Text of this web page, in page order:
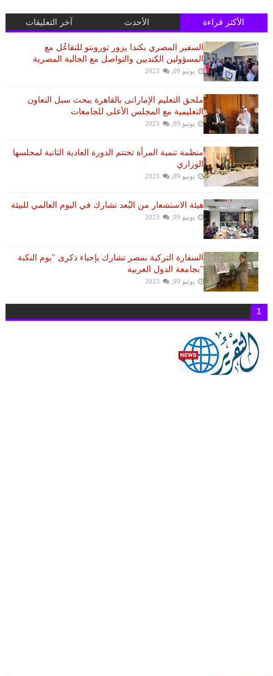
الأكثر قراءة الأحدث آخر التعليقات
السفير المصري بكندا يزور تورونتو للتفاعُل مع
المسؤولين الكنديين والتواصل مع الجالية المصرية
يونيو 09, 2023
ملحق التعليم الإماراتى بالقاهرة يبحث سبل التعاون
التعليمية مع المجلس الأعلى للجامعات
يونيو 09, 2023
منظمة تنمية المرأة تختتم الدورة العادية الثانية لمجلسها
الوزاري
يونيو 09, 2023
هيئة الاستشعار من البُعد تشارك في اليوم العالمي للبيئة
يونيو 09, 2023
السفارة التركية بمصر تشارك بإحياء ذكرى "يوم النكبة
"بجامعة الدول العربية
يونيو 09, 2023
1